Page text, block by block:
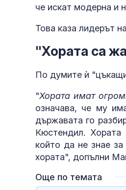
че искат модерна и
Това каза лидерът
"Хората са
По думите ѝ
"Хората имат
означава, че му
държавата го
Кюстендил.
който да не знае
хората", допълни
Още по темата